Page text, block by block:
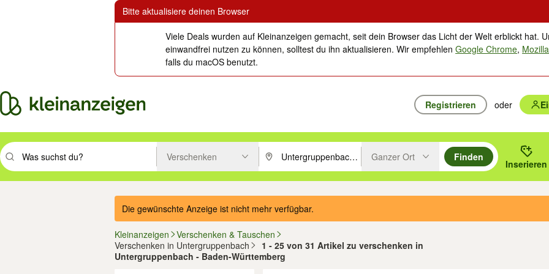
Bitte aktualisiere deinen Browser
Viele Deals wurden auf Kleinanzeigen gemacht, seit dein Browser das Licht der Welt erblickt hat.
einwandfrei nutzen zu können, solltest du ihn aktualisieren. Wir empfehlenGoogle Chrome,
falls du macOS benutzt.
Registrieren oder
Suchbegriff eingeben. Eingabetaste drücken um zu suchen, oder Vorschläge mit den Pfeiltasten nach oben/unten durchsuchen und mit
Verschenken PLZ oder Ort eingeben. Eingabetaste drücken um zu suchen, oder
Ganzer Ort
Finden
Inserieren
Die gewünschte Anzeige ist nicht mehr verfügbar.
Kleinanzeigen
Verschenken & Tauschen
Verschenken in Untergruppenbach
1 - 25 von 31 Artikel zu verschenken in
Untergruppenbach - Baden-Württemberg